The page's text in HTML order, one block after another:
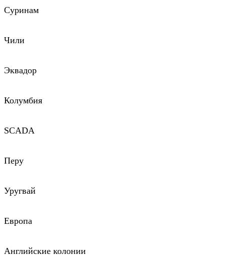
Суринам
Чили
Эквадор
Колумбия
SCADA
Перу
Уругвай
Европа
Английские колонии